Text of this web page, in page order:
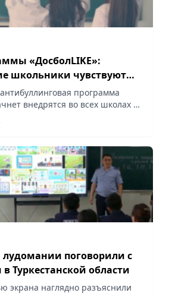
«ДосболLIKE»:
школьники чувствуют
программа
внедрятся во всех школах и
сентября этого года, сообщает
лудомании поговорили с
Туркестанской области
экрана наглядно разъяснили